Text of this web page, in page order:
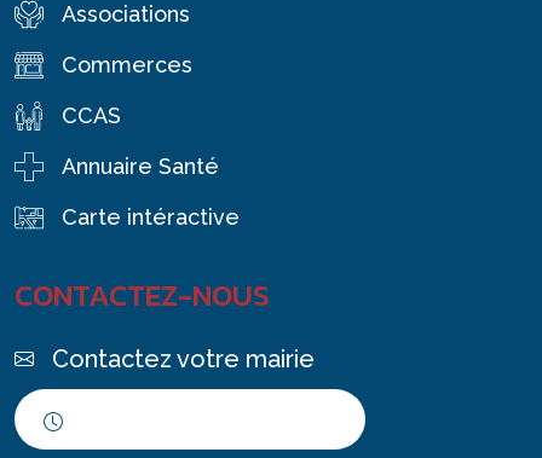
Associations
Commerces
CCAS
Annuaire Santé
Carte intéractive
CONTACTEZ-NOUS
Contactez votre mairie